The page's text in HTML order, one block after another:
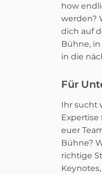
how
werden?
dich auf
Bühne,
in die
Für
Ihr sucht
Expertise
euer
Bühne?
richtige